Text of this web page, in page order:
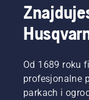
Od 1689 roku
profesjonalne
parkach i